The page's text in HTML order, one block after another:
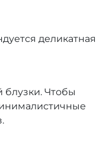
деликатная
блузки. Чтобы